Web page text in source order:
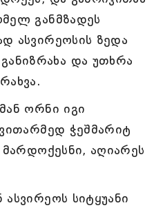
განმზადეს
ასვირეოსის ზედა
და უთხრა
ორნი იგი
ჭეშმარიტ
მარდოქესნი, აღიარეს
სიტყუანი